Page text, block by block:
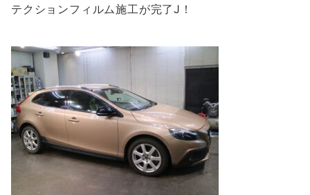
テクションフィルム施工が完了J！